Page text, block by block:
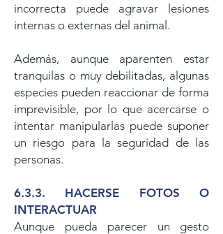
incorrecta puede agravar lesiones
internas o externas del animal.
Además, aunque aparenten estar
tranquilas o muy debilitadas, algunas
especies pueden reaccionar de forma
imprevisible, por lo que acercarse o
intentar manipularlas puede suponer
un riesgo para la seguridad de las
personas.
6.3.3. HACERSE FOTOS O
INTERACTUAR
Aunque pueda parecer un gesto